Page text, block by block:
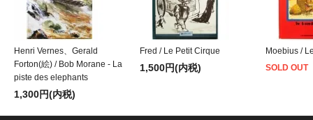
Henri Vernes、Gerald
Forton(絵) / Bob Morane - La
piste des elephants
1,300円(内税)
Fred / Le Petit Cirque
1,500円(内税)
Moebius /
SOLD OUT